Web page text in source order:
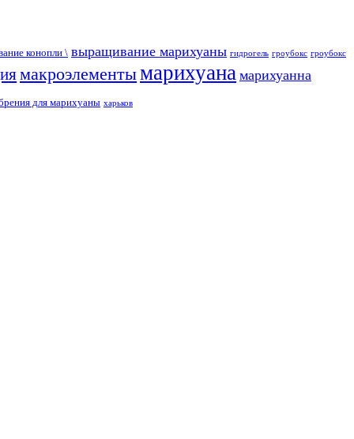
конопли \ выращивание марихуаны гидрогель гроубокс гроубокс
макроэлементымарихуана марихуанна
для марихуаны харьков